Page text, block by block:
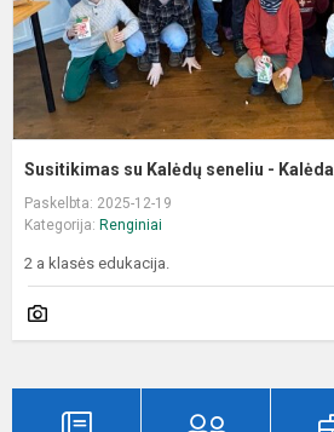
Susitikimas su Kalėdų seneliu - Kalėda
Paskelbta: 2025-12-19
Kategorija: Renginiai
2 a klasės edukacija.